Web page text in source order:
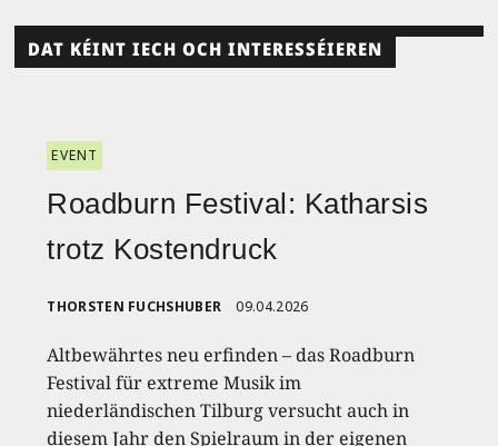
DAT KÉINT IECH OCH INTERESSÉIEREN
EVENT
Roadburn Festival: Katharsis
trotz Kostendruck
THORSTEN FUCHSHUBER 09.04.2026
Altbewährtes neu erfinden – das Roadburn
Festival für extreme Musik im
niederländischen Tilburg versucht auch in
diesem Jahr den Spielraum in der eigenen